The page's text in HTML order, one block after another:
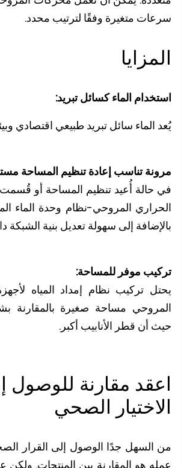
متغيرة وفقًا لترتيب محدد.
الماء كسائل تبريد:
الماء سائل تبريد طبيعي اقتصادي وبيئي.
تناسب إعادة تنظيم المساحة مستقبلاً:
أُعيد تنظيم المساحة أو قُسمت،
المروحي-نظام وحدة الماء المبرّد
إلى سهولة تعديل بنية الشبكة داخل
موفر للمساحة:
تركيب نظام إمداد المياه لأجهزة
مساحة صغيرة بالمقارنة بشبكة
أن قطر الأنابيب أكبر.
مقارنة للوصول إلى
الصحي
جدًا الوصول إلى القرار الصحيح،
هو المقارنة بين المنتجات. ولكن عند